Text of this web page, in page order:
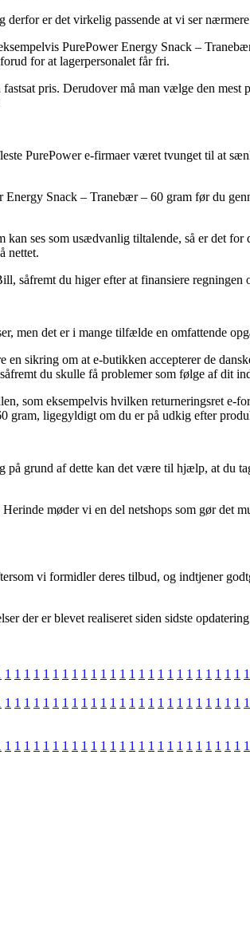
er det virkelig passende at vi ser
PurePower Energy Snack –
for at lagerpersonalet får fri.
pris. Derudover må man vælge den mest
PurePower e-firmaer været tvunget til at
Snack – Tranebær – 60 gram før du
ses som usædvanlig tiltalende, så er det for
nettet.
såfremt du higer efter at finansiere regningen
men det er i mange tilfælde en omfattende
sikring om at e-butikken accepterer de
du skulle få problemer som følge af dit
som eksempelvis hvilken returneringsret e-
gram, ligegyldigt om du er på udkig efter
grund af dette kan det være til hjælp, at du
møder vi en del netshops som gør det
vi formidler deres tilbud, og indtjener
der er blevet realiseret siden sidste
1 1 1 1 1 1 1 1 1 1 1 1 1 1 1 1 1 1 1 1 1 1 1 1 1 1
1 1 1 1 1 1 1 1 1 1 1 1 1 1 1 1 1 1 1 1 1 1 1 1 1 1
1 1 1 1 1 1 1 1 1 1 1 1 1 1 1 1 1 1 1 1 1 1 1 1 1 1